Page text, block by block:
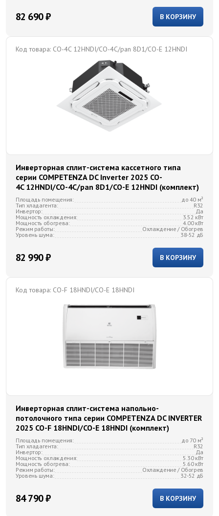
В КОРЗИНУ
82 690 ₽
Код товара: CO-4C 12HNDI/CO-4C/pan 8D1/CO-E 12HNDI
Инверторная сплит-система кассетного типа
серии COMPETENZA DC Inverter 2025 CO-
4C 12HNDI/CO-4C/pan 8D1/CO-E 12HNDI (комплект)
Площадь помещения:
до 40 м²
Тип хладагента:
R32
Инвертор:
Да
Мощность охлаждения:
3.52 кВт
Мощность обогрева:
4.00 кВт
Режим работы:
Охлаждение / Обогрев
Уровень шума:
38-52 дБ
В КОРЗИНУ
82 990 ₽
Код товара: CO-F 18HNDI/CO-E 18HNDI
Инверторная сплит-система напольно-
потолочного типа серии COMPETENZA DC INVERTER
2025 CO-F 18HNDI/CO-E 18HNDI (комплект)
Площадь помещения:
до 70 м²
Тип хладагента:
R32
Инвертор:
Да
Мощность охлаждения:
5.30 кВт
Мощность обогрева:
5.60 кВт
Режим работы:
Охлаждение / Обогрев
Уровень шума:
32-52 дБ
В КОРЗИНУ
84 790 ₽